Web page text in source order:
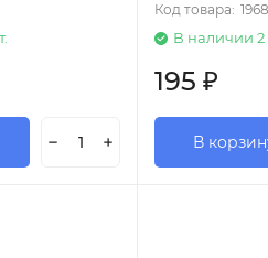
Код товара:
В наличии 2
195₽
В